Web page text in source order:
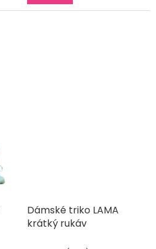
Dámské triko LAMA
krátký rukáv